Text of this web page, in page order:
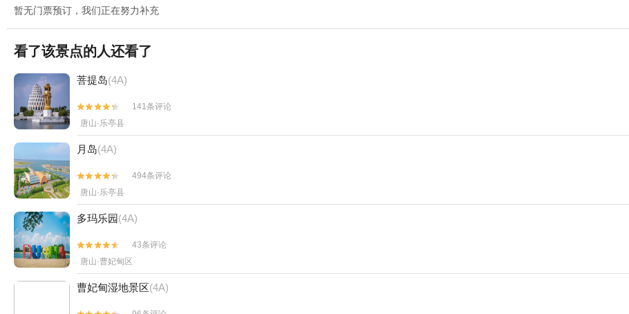
暂无门票预订，我们正在努力补充
看了该景点的人还看了
菩提岛(4A)


141条评论
唐山·乐亭县
月岛(4A)


494条评论
唐山·乐亭县
多玛乐园(4A)


43条评论
唐山·曹妃甸区
曹妃甸湿地景区(4A)